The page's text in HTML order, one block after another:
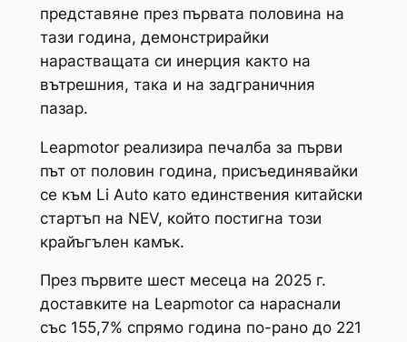
представяне през първата половина на
тази година, демонстрирайки
нарастващата си инерция както на
вътрешния, така и на задграничния
пазар.
Leapmotor реализира печалба за първи
път от половин година, присъединявайки
се към Li Auto като единствения китайски
стартъп на NEV, който постигна този
крайъгълен камък.
През първите шест месеца на 2025 г.
доставките на Leapmotor са нараснали
със 155,7% спрямо година по-рано до 221